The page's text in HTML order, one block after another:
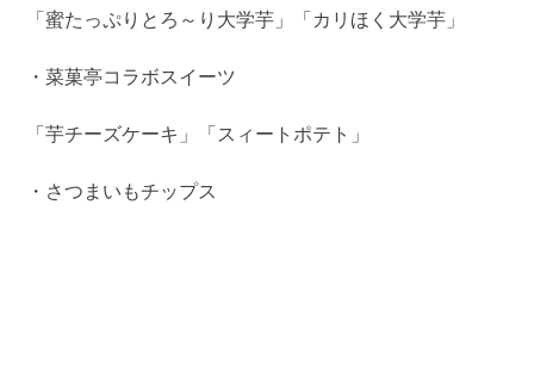
「蜜たっぷりとろ～り大学芋」「カリほく大学芋」
・菜菓亭コラボスイーツ
「芋チーズケーキ」「スィートポテト」
・さつまいもチップス